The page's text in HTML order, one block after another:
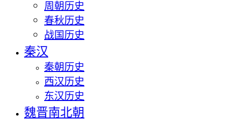
周朝历史
春秋历史
战国历史
秦汉
秦朝历史
西汉历史
东汉历史
魏晋南北朝